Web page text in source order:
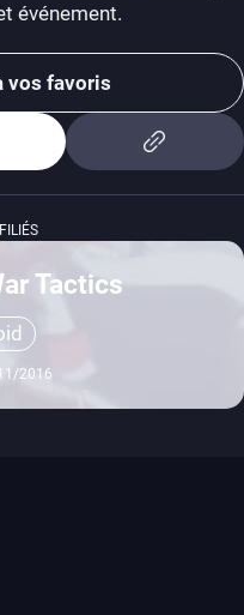
événement.
vos favoris
Tactics
2016